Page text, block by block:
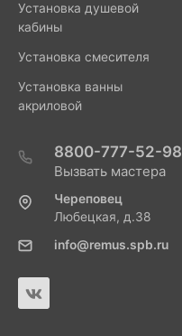
Установка душевой
кабины
Установка смесителя
Установка ванны
акриловой
8800-777-52-98
Вызвать мастера
Череповец
Любецкая, д.38
info@remus.spb.ru